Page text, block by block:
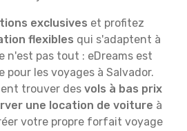
exclusives et profitez
flexibles qui s'adaptent à
n'est pas tout : eDreams est
les voyages à Salvador.
trouver des vols à bas prix
une location de voiture à
votre propre forfait voyage